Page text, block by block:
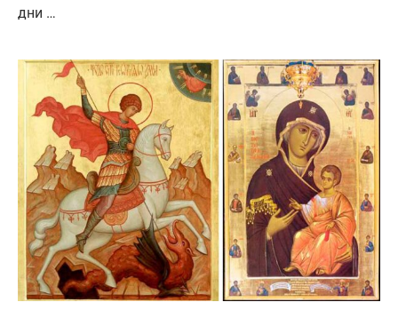
дни …